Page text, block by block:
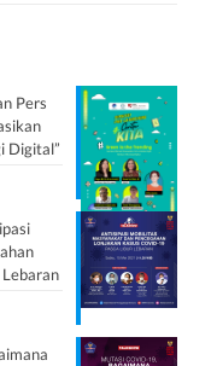
Pers
Digital”